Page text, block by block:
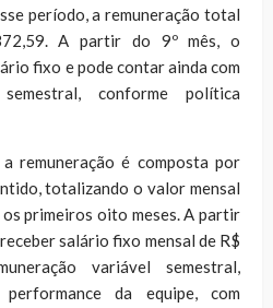
período, a remuneração total
A partir do 9º mês, o
fixo e pode contar ainda com
conforme política
remuneração é composta por
totalizando o valor mensal
primeiros oito meses. A partir
salário fixo mensal de R$
variável semestral,
da equipe, com